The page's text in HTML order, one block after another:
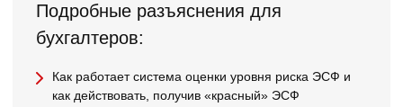
Подробные разъяснения для
бухгалтеров:
Как работает система оценки уровня риска ЭСФ и
как действовать, получив «красный» ЭСФ